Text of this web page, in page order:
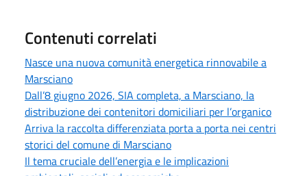
Contenuti correlati
Nasce una nuova comunità energetica rinnovabile a
Marsciano
Dall’8 giugno 2026, SIA completa, a Marsciano, la
distribuzione dei contenitori domiciliari per l’organico
Arriva la raccolta differenziata porta a porta nei centri
storici del comune di Marsciano
Il tema cruciale dell’energia e le implicazioni